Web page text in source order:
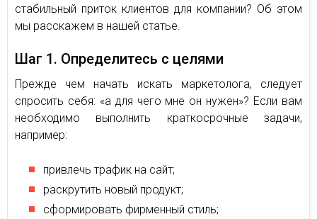
стабильный приток клиентов для компании? Об этом
мы расскажем в нашей статье.
Шаг 1. Определитесь с целями
Прежде чем начать искать маркетолога, следует
спросить себя: «а для чего мне он нужен»? Если вам
необходимо выполнить краткосрочные задачи,
например:
привлечь трафик на сайт;
раскрутить новый продукт;
сформировать фирменный стиль;